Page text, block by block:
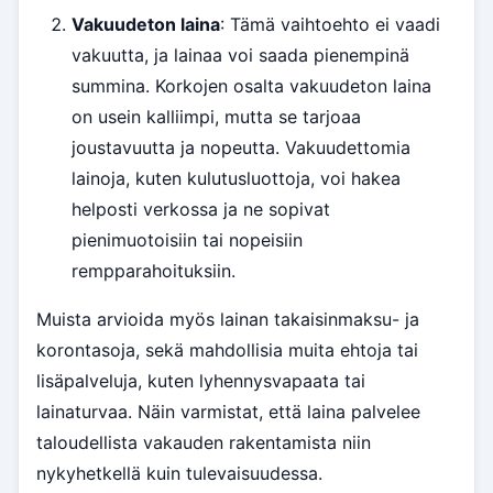
Vakuudeton laina: Tämä vaihtoehto ei vaadi
vakuutta, ja lainaa voi saada pienempinä
summina. Korkojen osalta vakuudeton laina
on usein kalliimpi, mutta se tarjoaa
joustavuutta ja nopeutta. Vakuudettomia
lainoja, kuten kulutusluottoja, voi hakea
helposti verkossa ja ne sopivat
pienimuotoisiin tai nopeisiin
rempparahoituksiin.
Muista arvioida myös lainan takaisinmaksu- ja
korontasoja, sekä mahdollisia muita ehtoja tai
lisäpalveluja, kuten lyhennysvapaata tai
lainaturvaa. Näin varmistat, että laina palvelee
taloudellista vakauden rakentamista niin
nykyhetkellä kuin tulevaisuudessa.